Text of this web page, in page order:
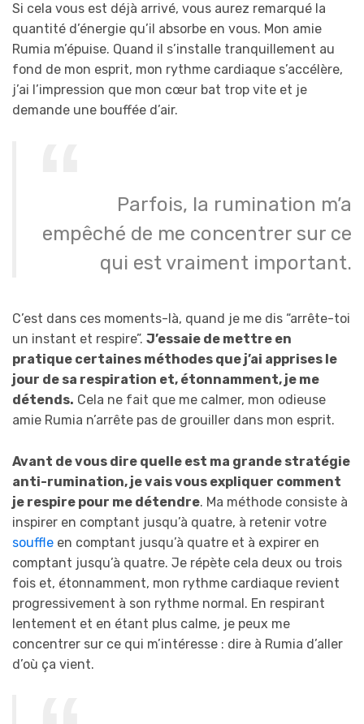
Si cela vous est déjà arrivé, vous aurez remarqué la
quantité d’énergie qu’il absorbe en vous. Mon amie
Rumia m’épuise. Quand il s’installe tranquillement au
fond de mon esprit, mon rythme cardiaque s’accélère,
j’ai l’impression que mon cœur bat trop vite et je
demande une bouffée d’air.
Parfois, la rumination m’a
empêché de me concentrer sur ce
qui est vraiment important.
C’est dans ces moments-là, quand je me dis “arrête-toi
un instant et respire”. J’essaie de mettre en
pratique certaines méthodes que j’ai apprises le
jour de sa respiration et, étonnamment, je me
détends. Cela ne fait que me calmer, mon odieuse
amie Rumia n’arrête pas de grouiller dans mon esprit.
Avant de vous dire quelle est ma grande stratégie
anti-rumination, je vais vous expliquer comment
je respire pour me détendre. Ma méthode consiste à
inspirer en comptant jusqu’à quatre, à retenir votre
souffle en comptant jusqu’à quatre et à expirer en
comptant jusqu’à quatre. Je répète cela deux ou trois
fois et, étonnamment, mon rythme cardiaque revient
progressivement à son rythme normal. En respirant
lentement et en étant plus calme, je peux me
concentrer sur ce qui m’intéresse : dire à Rumia d’aller
d’où ça vient.